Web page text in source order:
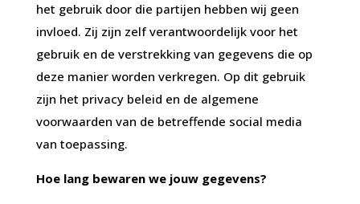
het gebruik door die partijen hebben wij geen
invloed. Zij zijn zelf verantwoordelijk voor het
gebruik en de verstrekking van gegevens die op
deze manier worden verkregen. Op dit gebruik
zijn het privacy beleid en de algemene
voorwaarden van de betreffende social media
van toepassing.
Hoe lang bewaren we jouw gegevens?